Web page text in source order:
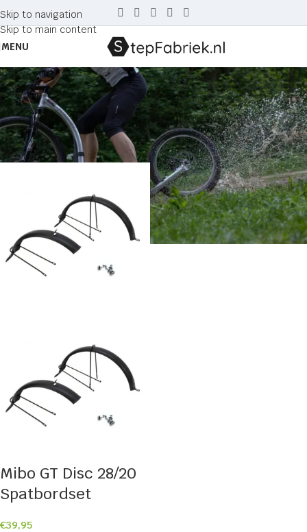
Skip to navigation
Skip to main content
MENU
28/20
Home Producten getagged “28/20”
Mibo GT Disc 28/20
Spatbordset
€39,95